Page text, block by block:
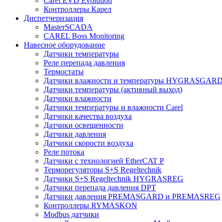
Контроллеры Карел
Диспетчеризация
MasterSCADA
CAREL Boss Monitoring
Навесное оборудование
Датчики температуры
Реле перепада давления
Термостаты
Датчики влажности и температуры
Датчики температуры (активный выход)
Датчики влажности
Датчики температуры и влажности Carel
Датчики качества воздуха
Датчики освещенности
Датчики давления
Датчики скорости воздуха
Реле потока
Датчики с технологией EtherCAT P
Терморегуляторы S+S Regeltechnik
Датчики S+S Regeltechnik HYGRASREG
Датчики перепада давления DPT
Датчики давления PREMASGARD и PREMASREG
Контроллеры RYMASKON
Modbus датчики